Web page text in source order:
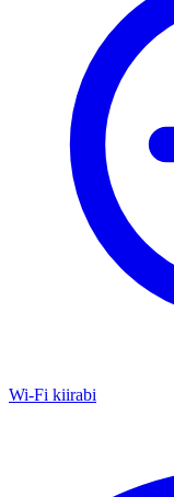
Wi-Fi kiirabi